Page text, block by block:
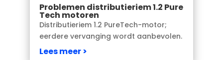
Problemen distributieriem 1.2 Pure
Tech motoren
Distributieriem 1.2 PureTech-motor;
eerdere vervanging wordt aanbevolen.
Lees meer